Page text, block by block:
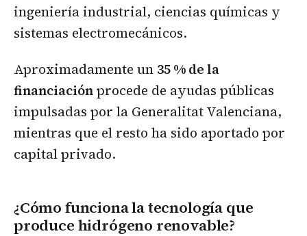
ingeniería industrial, ciencias químicas y
sistemas electromecánicos.
Aproximadamente un 35 % de la
financiaciónprocede de ayudas públicas
impulsadas por la Generalitat Valenciana,
mientras que el resto ha sido aportado por
capital privado.
¿Cómo funciona la tecnología que
produce hidrógeno renovable?